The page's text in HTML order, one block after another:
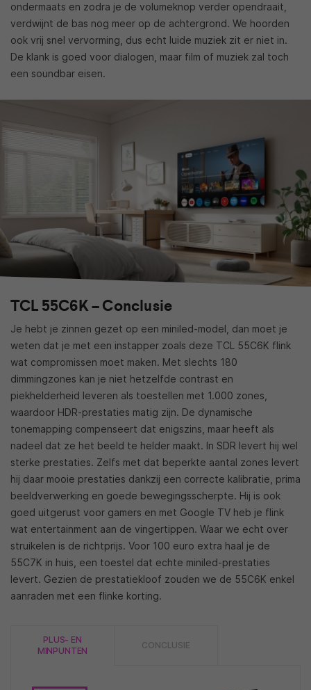
ondermaats en zodra je de volumeknop verder opendraait,
verdwijnt de bas nog meer op de achtergrond. We hoorden
ook vrij snel vervorming, dus echt luide muziek zit er niet in.
De klank is goed voor dialogen, maar film of muziek zal toch
een soundbar eisen.
TCL 55C6K – Conclusie
Je hebt je zinnen gezet op een miniled-model, dan moet je
weten dat je met een instapper zoals deze TCL 55C6K flink
wat compromissen moet maken. Met slechts 180
dimmingzones kan je niet hetzelfde contrast en
piekhelderheid leveren als toestellen met 1.000 zones,
waardoor HDR-prestaties matig zijn. De dynamische
tonemapping compenseert dat enigszins, maar heeft als
nadeel dat ze het beeld te helder maakt. In SDR levert hij wel
sterke prestaties. Zelfs met dat beperkte aantal zones levert
hij daar mooie prestaties dankzij een correcte kalibratie, prima
beeldverwerking en goede bewegingsscherpte. Hij is ook
goed uitgerust voor gamers en met Google TV heb je flink
wat entertainment aan de vingertippen. Waar we echt over
struikelen is de richtprijs. Voor 100 euro extra haal je de
55C7K in huis, een toestel dat echte miniled-prestaties
levert. Gezien de prestatiekloof zouden we de 55C6K enkel
aanraden met een flinke korting.
PLUS- EN
MINPUNTEN
CONCLUSIE